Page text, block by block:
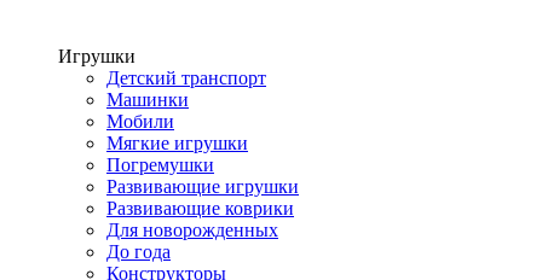
Игрушки
Детский транспорт
Машинки
Мобили
Мягкие игрушки
Погремушки
Развивающие игрушки
Развивающие коврики
Для новорожденных
До года
Конструкторы